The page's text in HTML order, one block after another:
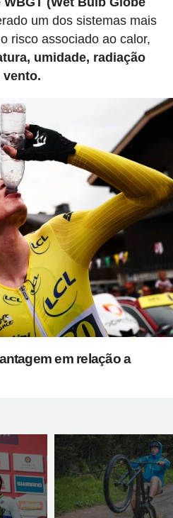
um dos sistemas mais
risco associado ao calor,
umidade, radiação
vento.
em relação a